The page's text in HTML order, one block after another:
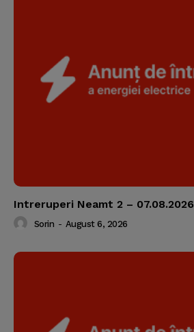
Intreruperi Neamt 2 – 07.08.2026
Sorin - August 6, 2026